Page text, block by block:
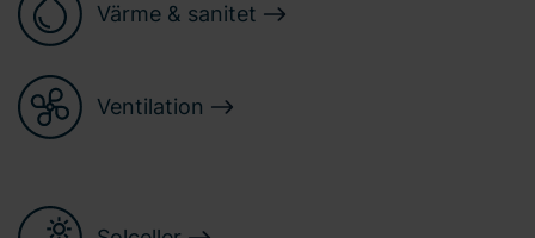
Värme & sanitet
Ventilation